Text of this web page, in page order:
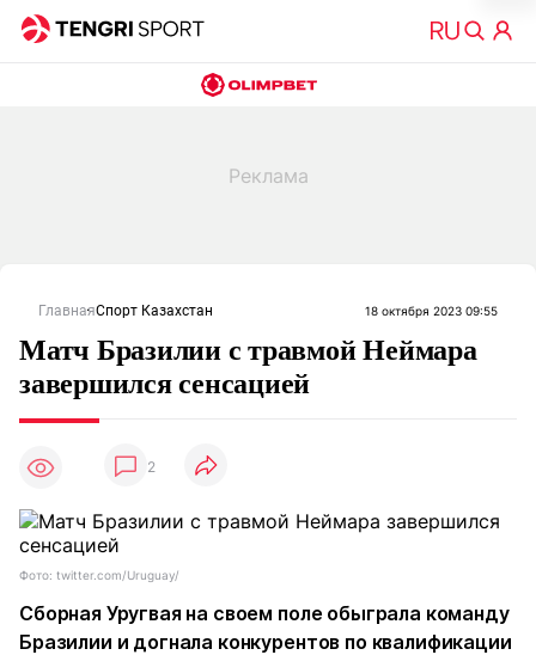
ГлавнаяСпорт Казахстан 18 октября 2023 09:55
Матч Бразилии с травмой Неймара
завершился сенсацией
2
Фото: twitter.com/Uruguay/
Сборная Уругвая на своем поле обыграла команду
Бразилии и догнала конкурентов по квалификации